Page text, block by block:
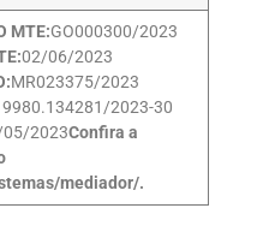
MTE:GO000300/2023
02/06/2023
MR023375/2023
2023-30
2023Confira a
mediador/.